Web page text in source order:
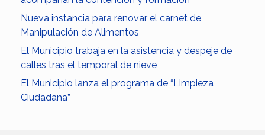
Nueva instancia para renovar el carnet de
Manipulación de Alimentos
El Municipio trabaja en la asistencia y despeje de
calles tras el temporal de nieve
El Municipio lanza el programa de “Limpieza
Ciudadana”